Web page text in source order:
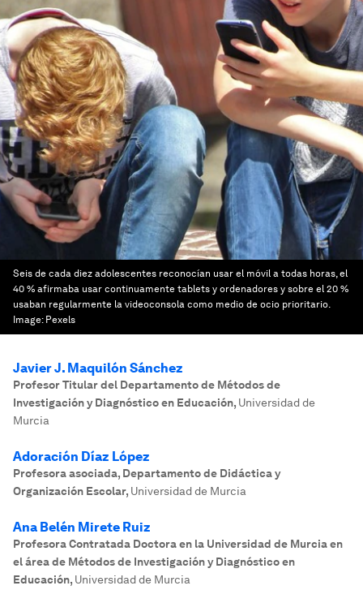
Seis de cada diez adolescentes reconocían usar el móvil a todas horas, el
40 % afirmaba usar continuamente tablets y ordenadores y sobre el 20 %
usaban regularmente la videoconsola como medio de ocio prioritario.
Image: Pexels
Javier J. Maquilón Sánchez
Profesor Titular del Departamento de Métodos de
Investigación y Diagnóstico en Educación, Universidad de
Murcia
Adoración Díaz López
Profesora asociada, Departamento de Didáctica y
Organización Escolar, Universidad de Murcia
Ana Belén Mirete Ruiz
Profesora Contratada Doctora en la Universidad de Murcia en
el área de Métodos de Investigación y Diagnóstico en
Educación, Universidad de Murcia